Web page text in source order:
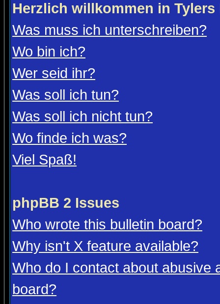
Herzlich willkommen in Tylers
Was muss ich unterschreiben?
Wo bin ich?
Wer seid ihr?
Was soll ich tun?
Was soll ich nicht tun?
Wo finde ich was?
Viel Spaß!
phpBB 2 Issues
Who wrote this bulletin board?
Why isn't X feature available?
Who do I contact about abusive
board?